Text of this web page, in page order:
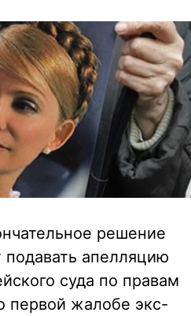
решение
подавать апелляцию
суда по правам
первой жалобе экс-